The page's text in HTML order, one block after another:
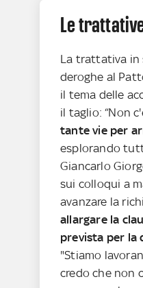
Le
La trattativa in
deroghe al
il tema delle
il taglio: “Non
tante vie per
esplorando
Giancarlo
sui colloqui a
avanzare la
allargare la
prevista per la
"Stiamo
credo che non